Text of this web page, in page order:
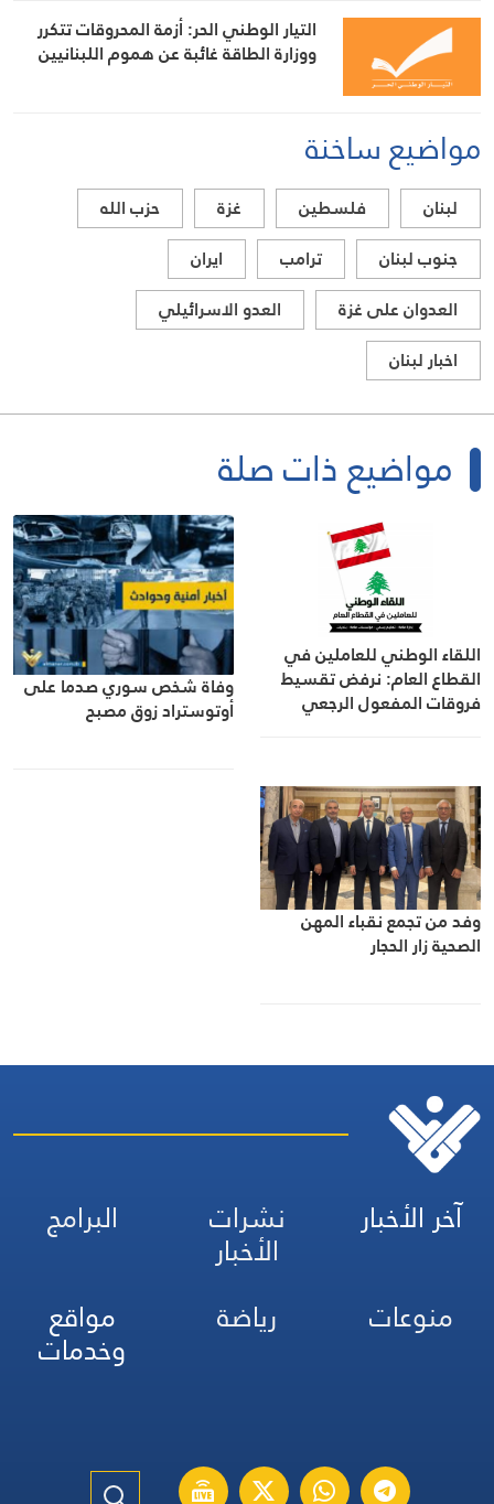
التيار الوطني الحر: أزمة المحروقات تتكرر
ووزارة الطاقة غائبة عن هموم اللبنانيين
مواضيع ساخنة
لبنان فلسطين غزة
حزب الله
جنوب لبنان
ترامب
ايران
العدوان على غزة
العدو الاسرائيلي
اخبار لبنان
مواضيع ذات صلة
اللقاء الوطني للعاملين في
القطاع العام: نرفض تقسيط
فروقات المفعول الرجعي
وفاة شخص سوري صدما على
أوتوستراد زوق مصبح
وفد من تجمع نقباء المهن
الصحية زار الحجار
آخر الأخبار نشرات
الأخبار
البرامج
منوعات
رياضة مواقع
وخدمات